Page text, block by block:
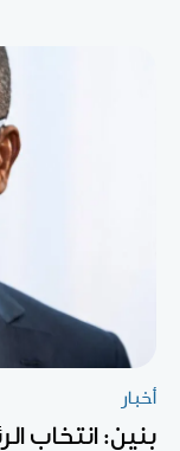
أخبار
بنين: انتخاب